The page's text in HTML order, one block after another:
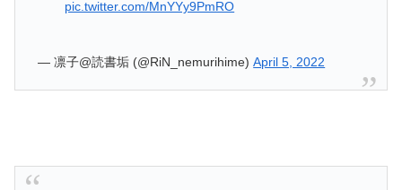
pic.twitter.com/MnYYy9PmRO
— 凛子@読書垢 (@RiN_nemurihime)April 5, 2022